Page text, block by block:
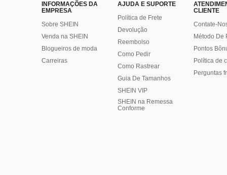
INFORMAÇÕES DA
EMPRESA
Sobre SHEIN
Venda na SHEIN
Blogueiros de moda
Carreiras
AJUDA E SUPORTE
Política de Frete
Devolução
Reembolso
Como Pedir
Como Rastrear
Guia De Tamanhos
SHEIN VIP
SHEIN na Remessa
Conforme
CLIENTE
Contate-
Método De
Pontos
Política de
Perguntas